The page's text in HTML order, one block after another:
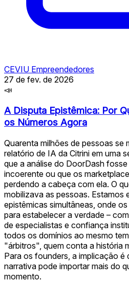
CEVIU Empreendedores
27 de fev. de 2026
📣
A Disputa Epistêmica: Por
os Números Agora
Quarenta milhões de pessoas se
relatório de IA da Citrini em uma
que a análise do DoorDash
incoerente ou que os
perdendo a cabeça com ela. O
mobilizava as pessoas. Estamos
epistêmicas simultâneas, onde
para estabelecer a verdade –
de especialistas e confiança
todos os domínios ao mesmo
"árbitros", quem conta a história
Para os founders, a implicação
narrativa pode importar mais do
momento.